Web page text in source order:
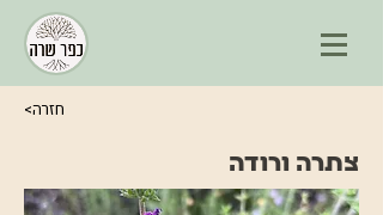
<חזרה
צתרה ורודה